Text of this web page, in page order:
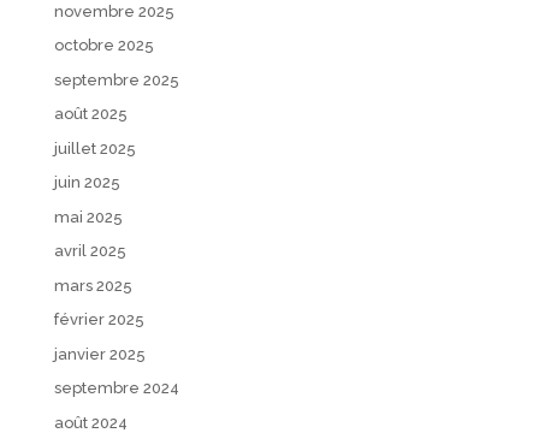
novembre 2025
octobre 2025
septembre 2025
août 2025
juillet 2025
juin 2025
mai 2025
avril 2025
mars 2025
février 2025
janvier 2025
septembre 2024
août 2024